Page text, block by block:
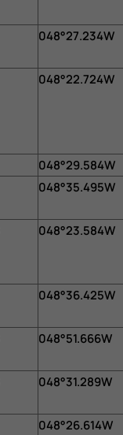
048°27.234W
048°22.724W
048°29.584W
048°35.495W
048°23.584W
048°36.425W
048°51.666W
048°31.289W
048°26.614W